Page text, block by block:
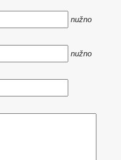
nužno
nužno